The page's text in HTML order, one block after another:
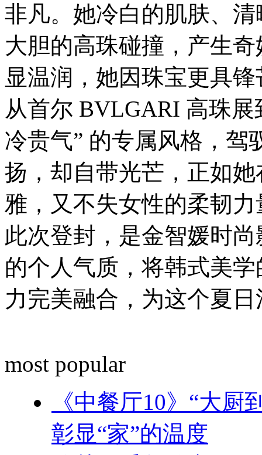
千
年
非凡。她冷白的肌肤、
大胆的高珠碰撞，产生
显温润，她因珠宝更具锋
从首尔 BVLGARI 高珠
冷贵气” 的专属风格，驾
扬，却自带光芒，正如
雅，又不失女性的柔韧力
此次登封，是金智媛时
的个人气质，将韩式美
力完美融合，为这个夏
most popular
《中餐厅10》“大
彰显“家”的温度